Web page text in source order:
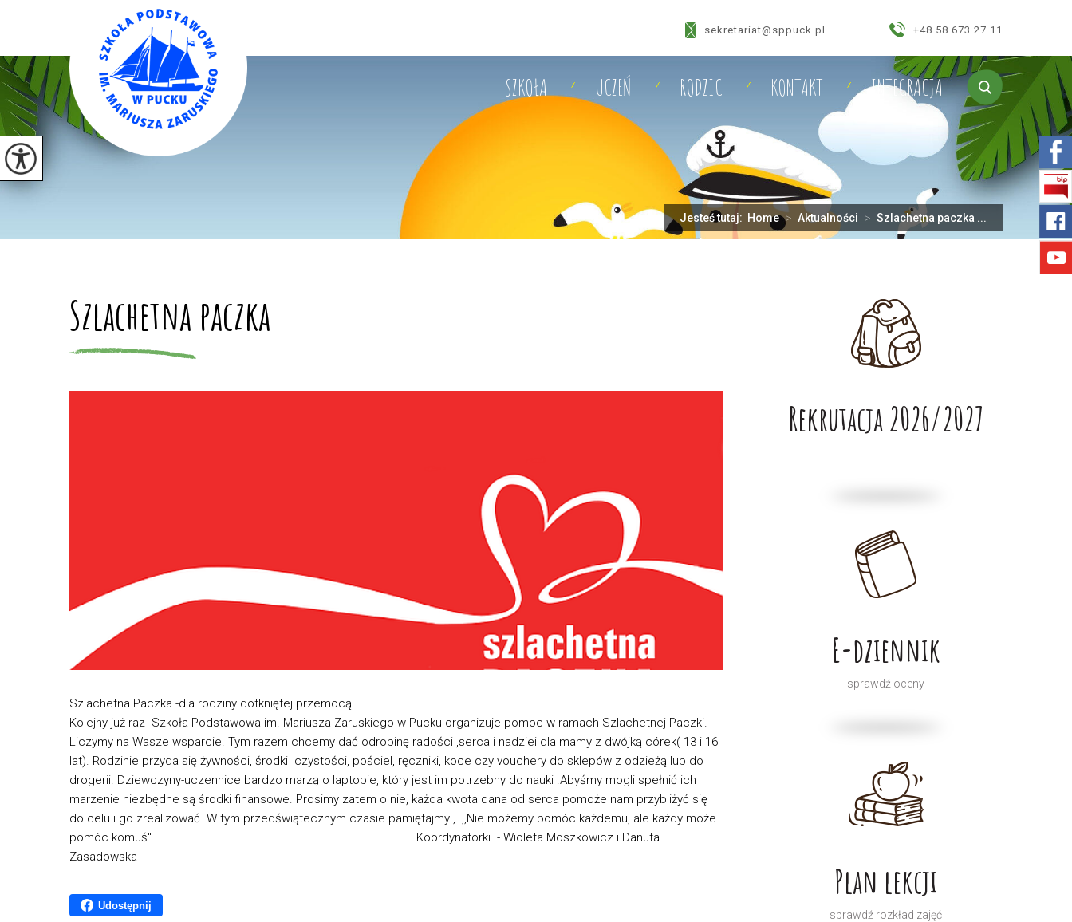
sekretariat@sppuck.pl +48 58 673 27 11
SZKOŁA UCZEŃ RODZIC KONTAKT INTEGRACJA
Jesteś tutaj: Home > Aktualności > Szlachetna paczka ...
Szlachetna paczka
Szlachetna Paczka -dla rodziny dotkniętej przemocą.
Kolejny już raz Szkoła Podstawowa im. Mariusza Zaruskiego w Pucku organizuje pomoc w ramach Szlachetnej Paczki.
Liczymy na Wasze wsparcie. Tym razem chcemy dać odrobinę radości ,serca i nadziei dla mamy z dwójką córek( 13 i 16
lat). Rodzinie przyda się żywności, środki czystości, pościel, ręczniki, koce czy vouchery do sklepów z odzieżą lub do
drogerii. Dziewczyny-uczennice bardzo marzą o laptopie, który jest im potrzebny do nauki .Abyśmy mogli spełnić ich
marzenie niezbędne są środki finansowe. Prosimy zatem o nie, każda kwota dana od serca pomoże nam przybliżyć się
do celu i go zrealizować. W tym przedświątecznym czasie pamiętajmy , ,,Nie możemy pomóc każdemu, ale każdy może
pomóc komuś''. Koordynatorki - Wioleta Moszkowicz i Danuta
Zasadowska
Udostępnij
Rekrutacja 2026/2027
E-dziennik
sprawdź oceny
Plan lekcji
sprawdź rozkład zajęć